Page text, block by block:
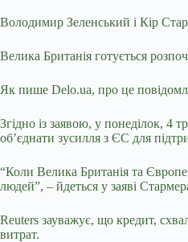
Володимир Зеленський і Кір
Велика Британія готується
Як пише Delo.ua, про це
Згідно із заявою, у понеділок, 4
об’єднати зусилля з ЄС для
“Коли Велика Британія та
людей”, – йдеться у заяві
Reuters зауважує, що кредит,
витрат.